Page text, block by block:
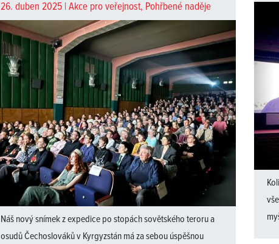
26. duben 2025 |Akce pro veřejnost, Pohřbené naděje
Náš nový snímek z expedice po stopách sovětského teroru a
osudů Čechoslováků v Kyrgyzstán má za sebou úspěšnou